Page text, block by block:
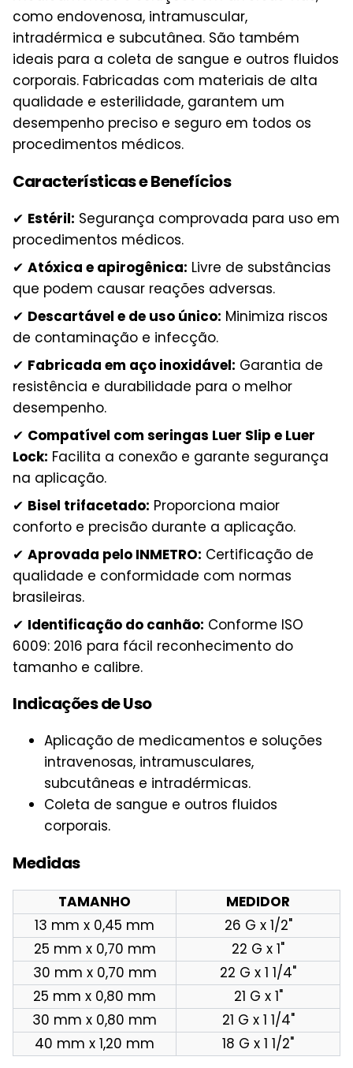
como endovenosa, intramuscular,
intradérmica e subcutânea. São também
ideais para a coleta de sangue e outros fluidos
corporais. Fabricadas com materiais de alta
qualidade e esterilidade, garantem um
desempenho preciso e seguro em todos os
procedimentos médicos.
Características e Benefícios
✔ Estéril: Segurança comprovada para uso em
procedimentos médicos.
✔ Atóxica e apirogênica: Livre de substâncias
que podem causar reações adversas.
✔ Descartável e de uso único: Minimiza riscos
de contaminação e infecção.
✔ Fabricada em aço inoxidável: Garantia de
resistência e durabilidade para o melhor
desempenho.
✔ Compatível com seringas Luer Slip e Luer
Lock: Facilita a conexão e garante segurança
na aplicação.
✔ Bisel trifacetado: Proporciona maior
conforto e precisão durante a aplicação.
✔ Aprovada pelo INMETRO: Certificação de
qualidade e conformidade com normas
brasileiras.
✔ Identificação do canhão: Conforme ISO
6009: 2016 para fácil reconhecimento do
tamanho e calibre.
Indicações de Uso
Aplicação de medicamentos e soluções
intravenosas, intramusculares,
subcutâneas e intradérmicas.
Coleta de sangue e outros fluidos
corporais.
Medidas
TAMANHO
MEDIDOR
13 mm x 0,45 mm
26 G x 1/2"
25 mm x 0,70 mm
22 G x 1"
30 mm x 0,70 mm
22 G x 1 1/4"
25 mm x 0,80 mm
21 G x 1"
30 mm x 0,80 mm
21 G x 1 1/4"
40 mm x 1,20 mm
18 G x 1 1/2"